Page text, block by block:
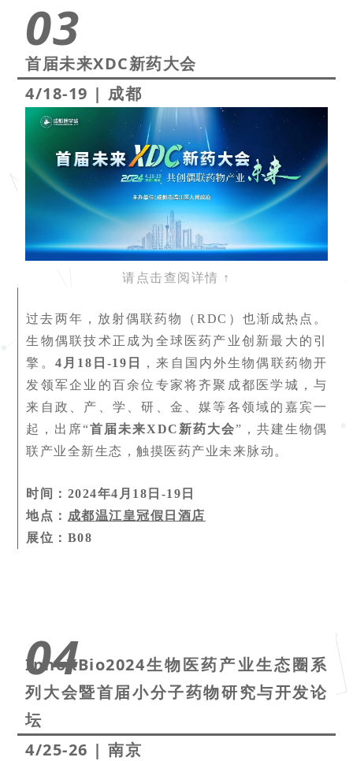
03
首届未来XDC新药大会
4/18-19 | 成都
请点击查阅详情 ↑
过去两年，放射偶联药物（RDC）也渐成热点。
生物偶联技术正成为全球医药产业创新最大的引
擎。 4月18日-19日
，来自国内外生物偶联药物开
发领军企业的百余位专家将齐聚成都医学城，与
来自政、产、学、研、金、媒等各领域的嘉宾一
起，出席“首届未来XDC新药大会”，共建生物偶
联产业全新生态，触摸医药产业未来脉动。
时间：2024年4月18日-19日
地点： 成都温江皇冠假日酒店
展位：B08
04
InnoXBio2024生物医药产业生态圈系
列大会暨首届小分子药物研究与开发论
坛
4/25-26 | 南京